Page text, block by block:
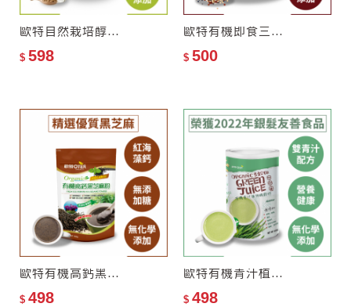
歐特自然栽培醇豆豆漿粉–零添加糖
$ 598
歐特有機即食三彩藜麥粉
$ 500
歐特有機高鈣黑芝麻粉
$ 498
歐特有機青汁植物纖穀奶
$ 498